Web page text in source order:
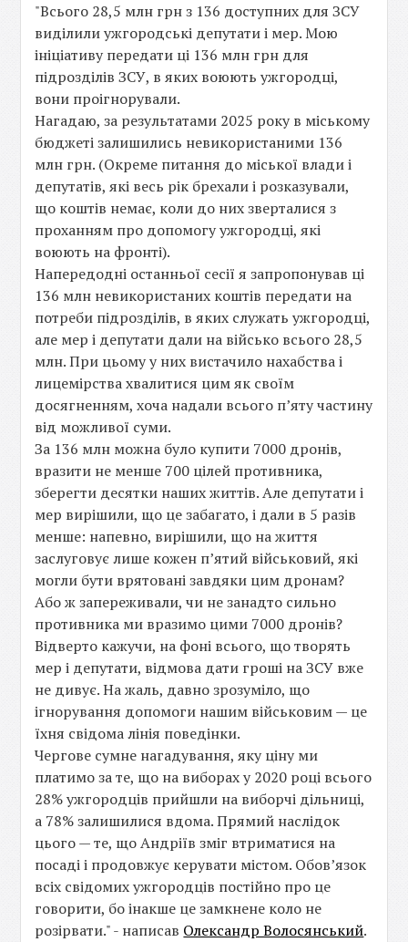
"Всього 28,5 млн грн з 136 доступних для ЗСУ
виділили ужгородські депутати і мер. Мою
ініціативу передати ці 136 млн грн для
підрозділів ЗСУ, в яких воюють ужгородці,
вони проігнорували.
Нагадаю, за результатами 2025 року в міському
бюджеті залишились невикористаними 136
млн грн. (Окреме питання до міської влади і
депутатів, які весь рік брехали і розказували,
що коштів немає, коли до них зверталися з
проханням про допомогу ужгородці, які
воюють на фронті).
Напередодні останньої сесії я запропонував ці
136 млн невикористаних коштів передати на
потреби підрозділів, в яких служать ужгородці,
але мер і депутати дали на військо всього 28,5
млн. При цьому у них вистачило нахабства і
лицемірства хвалитися цим як своїм
досягненням, хоча надали всього пʼяту частину
від можливої суми.
За 136 млн можна було купити 7000 дронів,
вразити не менше 700 цілей противника,
зберегти десятки наших життів. Але депутати і
мер вирішили, що це забагато, і дали в 5 разів
менше: напевно, вирішили, що на життя
заслуговує лише кожен пʼятий військовий, які
могли бути врятовані завдяки цим дронам?
Або ж запереживали, чи не занадто сильно
противника ми вразимо цими 7000 дронів?
Відверто кажучи, на фоні всього, що творять
мер і депутати, відмова дати гроші на ЗСУ вже
не дивує. На жаль, давно зрозуміло, що
ігнорування допомоги нашим військовим — це
їхня свідома лінія поведінки.
Чергове сумне нагадування, яку ціну ми
платимо за те, що на виборах у 2020 році всього
28% ужгородців прийшли на виборчі дільниці,
а 78% залишилися вдома. Прямий наслідок
цього — те, що Андріїв зміг втриматися на
посаді і продовжує керувати містом. Обовʼязок
всіх свідомих ужгородців постійно про це
говорити, бо інакше це замкнене коло не
розірвати." - написав Олександр Волосянський.